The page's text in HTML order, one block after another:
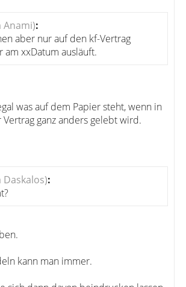
Anami):
aber nur auf den kf-Vertrag
am xxDatum ausläuft.
was auf dem Papier steht, wenn in
ganz anders gelebt wird.
Daskalos):
kann man immer.